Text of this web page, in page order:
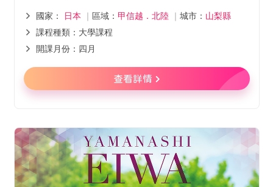
國家： 日本 ｜ 區域： 甲信越．北陸 ｜ 城市： 山梨縣
課程種類：大學課程
開課月份：四月
查看詳情